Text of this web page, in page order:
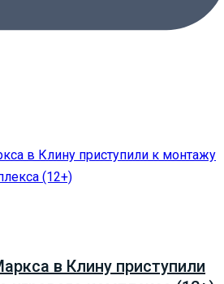
в Клину приступили